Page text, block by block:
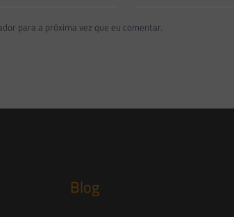
para a próxima vez que eu comentar.
Blog